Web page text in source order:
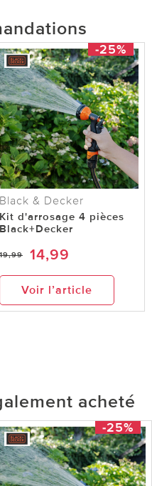
-25%
Black & Decker
Kit d'arrosage 4 pièces
Black+Decker
19,99 14,99
Voir l’article
acheté
-25%